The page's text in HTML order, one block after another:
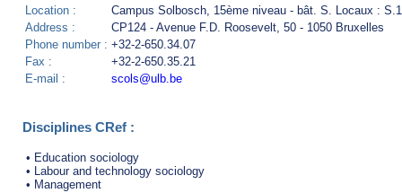
Location :
Campus Solbosch, 15ème niveau - bât. S. Locaux :
Address :
CP124 - Avenue F.D. Roosevelt, 50 - 1050 Bruxelles
Phone number : +32-2-650.34.07
Fax :
+32-2-650.35.21
E-mail :
scols@ulb.be
Disciplines CRef :
• Education sociology
• Labour and technology sociology
• Management